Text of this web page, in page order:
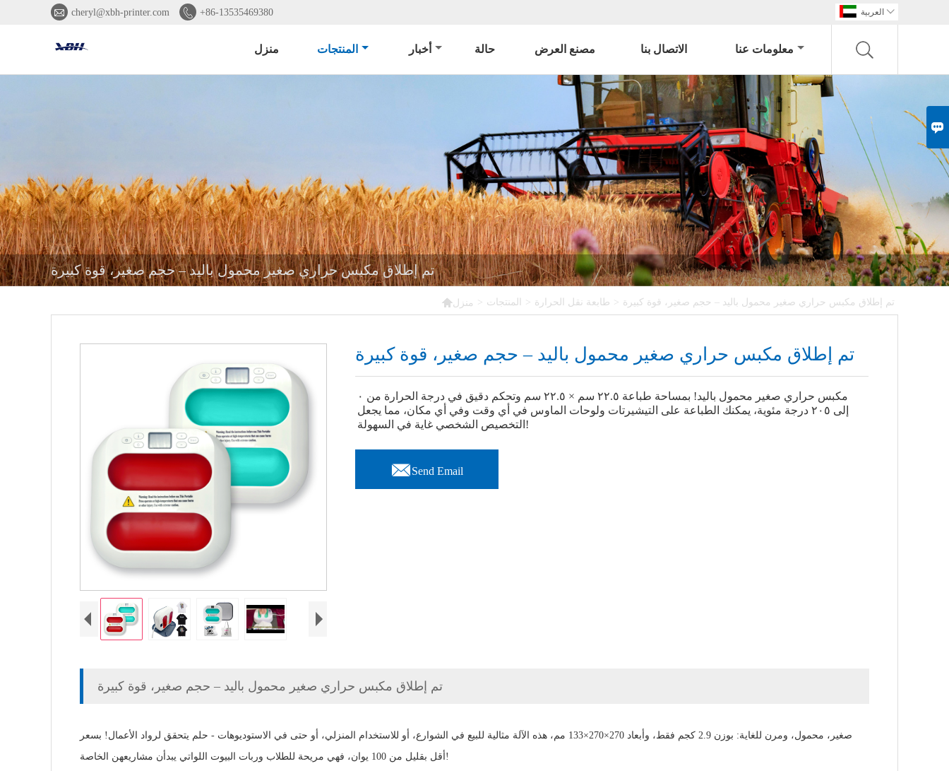

 cheryl@xbh-printer.com  +86-13535469380 العربية 
منزل المنتجات أخبار حالة مصنع العرض الاتصال بنا معلومات عنا
تم إطلاق مكبس حراري صغير محمول باليد – حجم صغير، قوة كبيرة
منزل > المنتجات > طابعة نقل الحرارة > تم إطلاق مكبس حراري صغير محمول باليد – حجم صغير، قوة كبيرة
تم إطلاق مكبس حراري صغير محمول باليد – حجم صغير، قوة كبيرة
مكبس حراري صغير محمول باليد! بمساحة طباعة ٢٢.٥ سم × ٢٢.٥ سم وتحكم دقيق في درجة الحرارة من ٠
إلى ٢٠٥ درجة مئوية، يمكنك الطباعة على التيشيرتات ولوحات الماوس في أي وقت وفي أي مكان، مما يجعل
التخصيص الشخصي غاية في السهولة!
Send Email
تم إطلاق مكبس حراري صغير محمول باليد – حجم صغير، قوة كبيرة
صغير، محمول، ومرن للغاية: بوزن 2.9 كجم فقط، وأبعاد 270×270×133 مم، هذه الآلة مثالية للبيع في الشوارع، أو للاستخدام المنزلي، أو حتى في الاستوديوهات - حلم يتحقق لرواد الأعمال! بسعر
أقل بقليل من 100 يوان، فهي مريحة للطلاب وربات البيوت اللواتي يبدأن مشاريعهن الخاصة!